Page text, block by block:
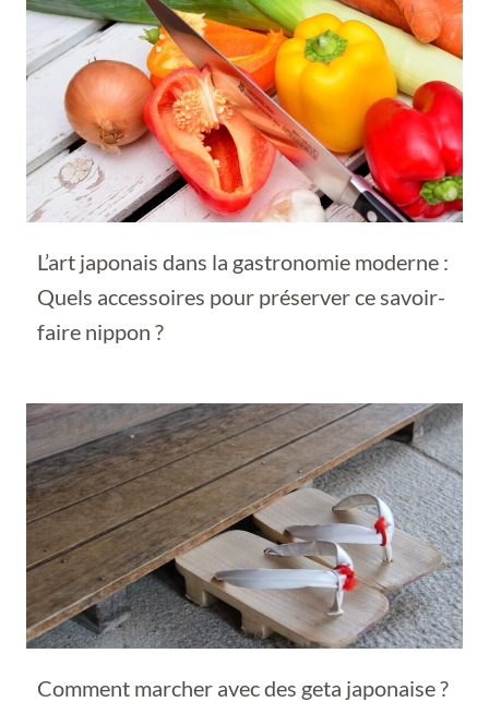
L’art japonais dans la gastronomie moderne :
Quels accessoires pour préserver ce savoir-
faire nippon ?
Comment marcher avec des geta japonaise ?